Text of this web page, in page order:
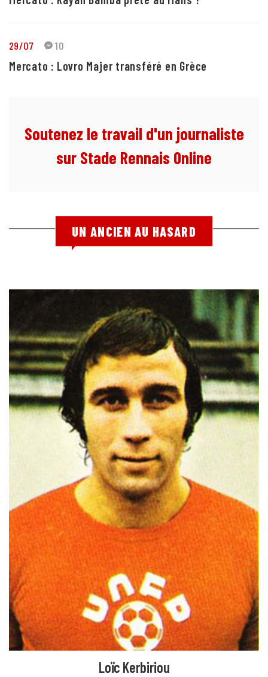
29/07 10
Mercato : Lovro Majer transféré en Grèce
Soutenez le travail d'un journaliste
sur Stade Rennais Online
UN ANCIEN AU HASARD
Loïc Kerbiriou